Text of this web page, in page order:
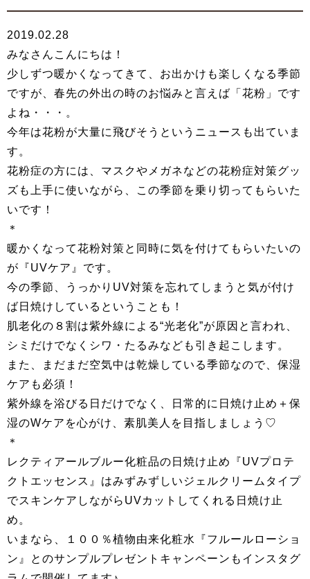
2019.02.28
みなさんこんにちは！
少しずつ暖かくなってきて、お出かけも楽しくなる季節
ですが、春先の外出の時のお悩みと言えば「花粉」です
よね・・・。
今年は花粉が大量に飛びそうというニュースも出ていま
す。
花粉症の方には、マスクやメガネなどの花粉症対策グッ
ズも上手に使いながら、この季節を乗り切ってもらいた
いです！
＊
暖かくなって花粉対策と同時に気を付けてもらいたいの
が『UVケア』です。
今の季節、うっかりUV対策を忘れてしまうと気が付け
ば日焼けしているということも！
肌老化の８割は紫外線による“光老化”が原因と言われ、
シミだけでなくシワ・たるみなども引き起こします。
また、まだまだ空気中は乾燥している季節なので、保湿
ケアも必須！
紫外線を浴びる日だけでなく、日常的に日焼け止め＋保
湿のWケアを心がけ、素肌美人を目指しましょう♡
＊
レクティアールブルー化粧品の日焼け止め『UVプロテ
クトエッセンス』はみずみずしいジェルクリームタイプ
でスキンケアしながらUVカットしてくれる日焼け止
め。
いまなら、１００％植物由来化粧水『フルールローショ
ン』とのサンプルプレゼントキャンペーンもインスタグ